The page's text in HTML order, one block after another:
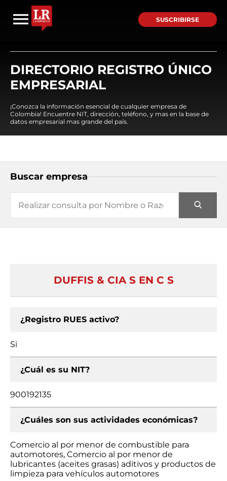
SUSCRIBIRSE
DIRECTORIO REGISTRO ÚNICO
EMPRESARIAL
¡Conozca la información esencial de cualquier empresa de
Colombia! Encuentre NIT, dirección, teléfono, y mas en la base de
datos empresarial mas grande del país.
Buscar empresa
DUFFIS & CIA S EN C S
¿Registro RUES activo?
Si
¿Cuál es su NIT?
900192135
¿Cuáles son sus actividades económicas?
Comercio al por menor de combustible para
automotores, Comercio al por menor de
lubricantes (aceites grasas) aditivos y productos de
limpieza para vehículos automotores